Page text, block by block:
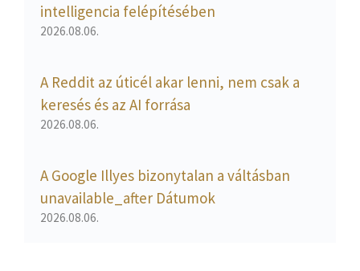
intelligencia felépítésében
2026.08.06.
A Reddit az úticél akar lenni, nem csak a
keresés és az AI forrása
2026.08.06.
A Google Illyes bizonytalan a váltásban
unavailable_after Dátumok
2026.08.06.